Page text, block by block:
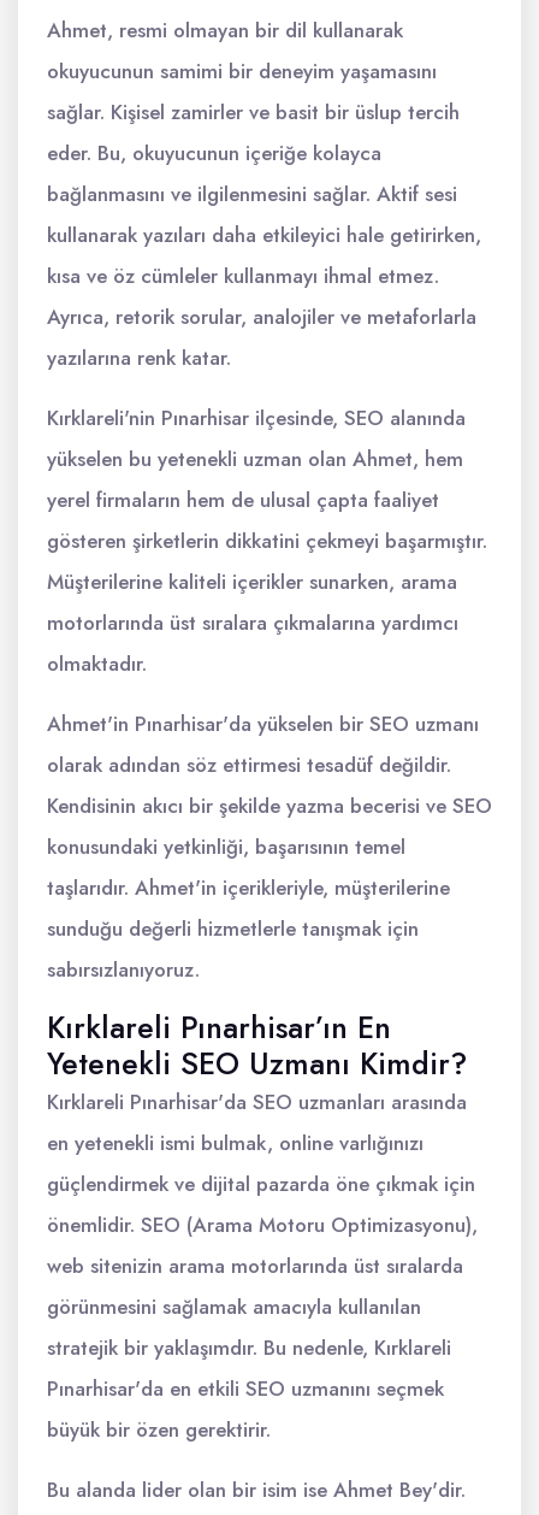
Ahmet, resmi olmayan bir dil kullanarak
okuyucunun samimi bir deneyim yaşamasını
sağlar. Kişisel zamirler ve basit bir üslup tercih
eder. Bu, okuyucunun içeriğe kolayca
bağlanmasını ve ilgilenmesini sağlar. Aktif sesi
kullanarak yazıları daha etkileyici hale getirirken,
kısa ve öz cümleler kullanmayı ihmal etmez.
Ayrıca, retorik sorular, analojiler ve metaforlarla
yazılarına renk katar.
Kırklareli'nin Pınarhisar ilçesinde, SEO alanında
yükselen bu yetenekli uzman olan Ahmet, hem
yerel firmaların hem de ulusal çapta faaliyet
gösteren şirketlerin dikkatini çekmeyi başarmıştır.
Müşterilerine kaliteli içerikler sunarken, arama
motorlarında üst sıralara çıkmalarına yardımcı
olmaktadır.
Ahmet'in Pınarhisar'da yükselen bir SEO uzmanı
olarak adından söz ettirmesi tesadüf değildir.
Kendisinin akıcı bir şekilde yazma becerisi ve SEO
konusundaki yetkinliği, başarısının temel
taşlarıdır. Ahmet'in içerikleriyle, müşterilerine
sunduğu değerli hizmetlerle tanışmak için
sabırsızlanıyoruz.
Kırklareli Pınarhisar’ın En
Yetenekli SEO Uzmanı Kimdir?
Kırklareli Pınarhisar'da SEO uzmanları arasında
en yetenekli ismi bulmak, online varlığınızı
güçlendirmek ve dijital pazarda öne çıkmak için
önemlidir. SEO (Arama Motoru Optimizasyonu),
web sitenizin arama motorlarında üst sıralarda
görünmesini sağlamak amacıyla kullanılan
stratejik bir yaklaşımdır. Bu nedenle, Kırklareli
Pınarhisar'da en etkili SEO uzmanını seçmek
büyük bir özen gerektirir.
Bu alanda lider olan bir isim ise Ahmet Bey'dir.